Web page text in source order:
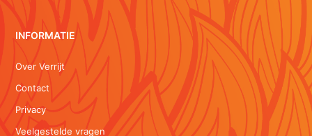
INFORMATIE
Over Verrijt
Contact
Privacy
Veelgestelde vragen